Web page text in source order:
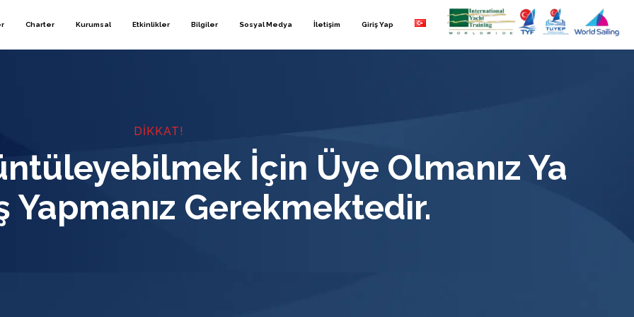
Charter Kurumsal Etkinlikler Bilgiler Sosyal Medya İletişim Giriş Yap
DIKKAT!
İçin Üye Olmanız Ya
Yapmanız Gerekmektedir.